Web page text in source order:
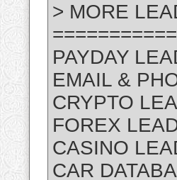
> MORE
PAYDAY
EMAIL &
CRYPTO
FOREX
CASINO
CAR